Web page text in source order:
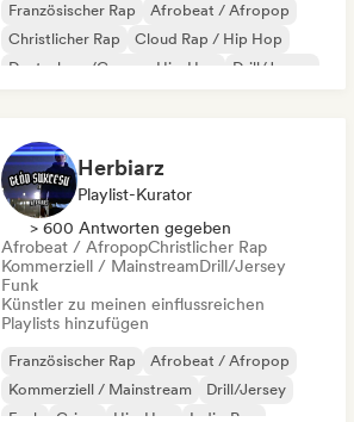
Französischer Rap
Afrobeat / Afropop
Christlicher Rap
Cloud Rap / Hip Hop
Deutschrap/German Hip-Hop
Drill/Jersey
Herbiarz
Playlist-Kurator
> 600 Antworten gegeben
Afrobeat / AfropopChristlicher Rap
Kommerziell / MainstreamDrill/Jersey
Funk
Künstler zu meinen einflussreichen
Playlists hinzufügen
Französischer Rap
Afrobeat / Afropop
Kommerziell / Mainstream
Drill/Jersey
Funk
Grime Hip-Hop Indie-Pop